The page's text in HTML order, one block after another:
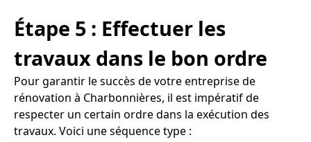
Étape 5 : Effectuer les
travaux dans le bon ordre
Pour garantir le succès de votre entreprise de
rénovation à Charbonnières, il est impératif de
respecter un certain ordre dans la exécution des
travaux. Voici une séquence type :